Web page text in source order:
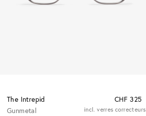
The Intrepid
CHF 325
Gunmetal
incl. verres correcteurs